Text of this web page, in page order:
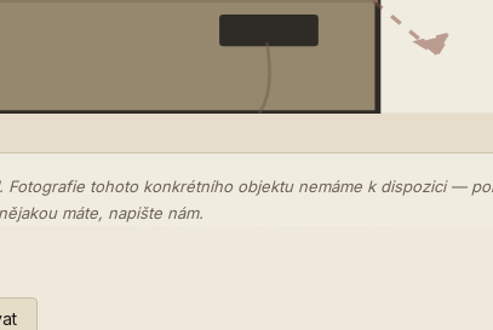
Fotografie tohoto konkrétního objektu nemáme k dispozici —
nějakou máte, napište nám.